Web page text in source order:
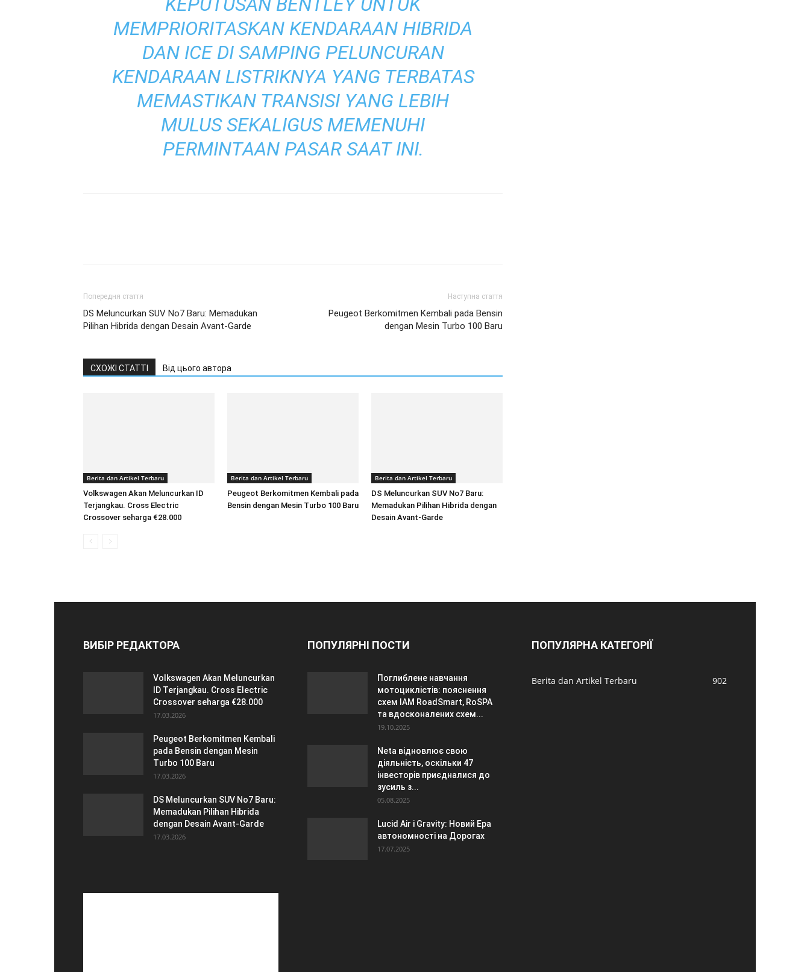
MEMPRIORITASKAN KENDARAAN HIBRIDA
DAN ICE DI SAMPING PELUNCURAN
KENDARAAN LISTRIKNYA YANG TERBATAS
MEMASTIKAN TRANSISI YANG LEBIH
MULUS SEKALIGUS MEMENUHI
PERMINTAAN PASAR SAAT INI.
Попередня стаття
DS Meluncurkan SUV No7 Baru: Memadukan
Pilihan Hibrida dengan Desain Avant-Garde
Наступна стаття
Peugeot Berkomitmen Kembali pada Bensin
dengan Mesin Turbo 100 Baru
СХОЖІ СТАТТІ Від цього автора
Berita dan Artikel Terbaru
Volkswagen Akan Meluncurkan ID
Terjangkau. Cross Electric
Crossover seharga €28.000
Berita dan Artikel Terbaru
Peugeot Berkomitmen Kembali pada
Bensin dengan Mesin Turbo 100 Baru
Berita dan Artikel Terbaru
DS Meluncurkan SUV No7 Baru:
Memadukan Pilihan Hibrida dengan
Desain Avant-Garde
ВИБІР РЕДАКТОРА
Volkswagen Akan Meluncurkan
ID Terjangkau. Cross Electric
Crossover seharga €28.000
17.03.2026
Peugeot Berkomitmen Kembali
pada Bensin dengan Mesin
Turbo 100 Baru
17.03.2026
DS Meluncurkan SUV No7 Baru:
Memadukan Pilihan Hibrida
dengan Desain Avant-Garde
17.03.2026
ПОПУЛЯРНІ ПОСТИ
Поглиблене навчання
мотоциклістів: пояснення
схем IAM RoadSmart, RoSPA
та вдосконалених схем...
19.10.2025
Neta відновлює свою
діяльність, оскільки 47
інвесторів приєдналися до
зусиль з...
05.08.2025
Lucid Air і Gravity: Новий Ера
автономності на Дорогах
17.07.2025
ПОПУЛЯРНА КАТЕГОРІЇ
Berita dan Artikel Terbaru 902